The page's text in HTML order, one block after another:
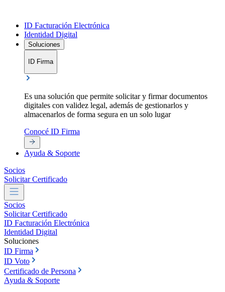
ID Facturación Electrónica
Identidad Digital
Soluciones
ID Firma
Es una solución que permite solicitar y firmar documentos
digitales con validez legal, además de gestionarlos y
almacenarlos de forma segura en un solo lugar
Conocé ID Firma
Ayuda & Soporte
Socios
Solicitar Certificado
Socios
Solicitar Certificado
ID Facturación Electrónica
Identidad Digital
Soluciones
ID Firma
ID Voto
Certificado de Persona
Ayuda & Soporte